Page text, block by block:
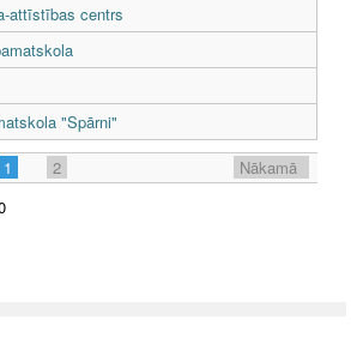
attīstības centrs
"Spārni"
1
2
Nākamā